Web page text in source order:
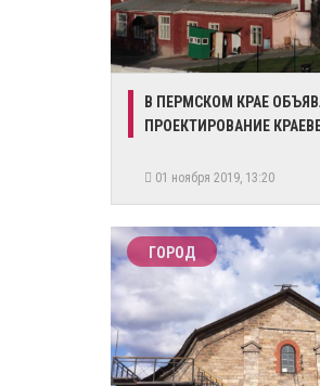
В ПЕРМСКОМ КРАЕ
ПРОЕКТИРОВАНИЕ
01 ноября 2019, 13:20
ГОРОД